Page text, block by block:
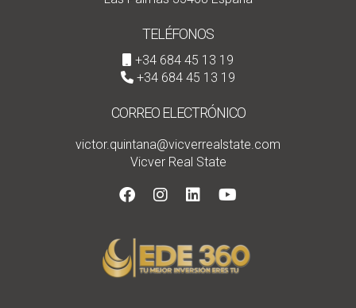
TELÉFONOS
+34 684 45 13 19
+34 684 45 13 19
CORREO ELECTRÓNICO
victor.quintana@vicverrealstate.com
Vicver Real State